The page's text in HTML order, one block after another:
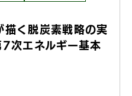
描く脱炭素戦略の実
次エネルギー基本